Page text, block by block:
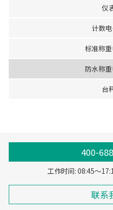
仪
计数
标准称
防水称
台
400-
工作时间: 08:45～
联系